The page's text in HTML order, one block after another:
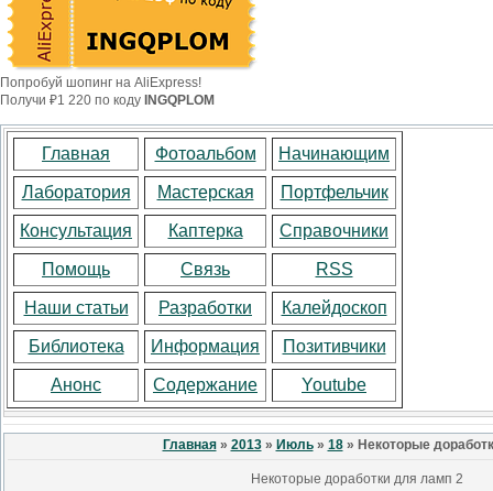
Попробуй шопинг на AliExpress!
Получи ₽1 220 по коду INGQPLOM
Главная Фотоальбом Начинающим
Лаборатория Мастерская Портфельчик
Консультация Каптерка Справочники
Помощь Связь RSS
Наши статьи Разработки Калейдоскоп
Библиотека Информация Позитивчики
Анонс Содержание Youtube
Главная» 2013 » Июль » 18» Некоторые
Некоторые доработки для ламп 2